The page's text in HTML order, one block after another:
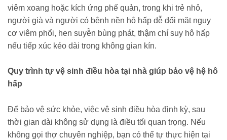
viêm xoang hoặc kích ứng phế quản, trong khi trẻ nhỏ,
người già và người có bệnh nền hô hấp dễ đối mặt nguy
cơ viêm phổi, hen suyễn bùng phát, thậm chí suy hô hấp
nếu tiếp xúc kéo dài trong không gian kín.
Quy trình tự vệ sinh điều hòa tại nhà giúp bảo vệ hệ hô
hấp
Để bảo vệ sức khỏe, việc vệ sinh điều hòa định kỳ, sau
thời gian dài không sử dụng là điều tối quan trọng. Nếu
không gọi thợ chuyên nghiệp, bạn có thể tự thực hiện tại